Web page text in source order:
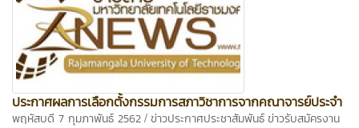
ประกาศผลการเลือกตั้งกรรมการสภาวิชาการจากคณาจารย์ประจำ
พฤหัสบดี 7 กุมภาพันธ์ 2562 / ข่าวประกาศประชาสัมพันธ์ข่าวรับสมัครงาน